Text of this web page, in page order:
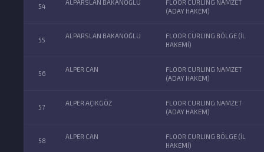
54
ALPARSLAN BAKANOĞLU
FLOOR CURLING NAMZET
(ADAY HAKEM)
55
ALPARSLAN BAKANOĞLU
FLOOR CURLING BÖLGE (İL
HAKEMİ)
56
ALPER CAN
FLOOR CURLING NAMZET
(ADAY HAKEM)
57
ALPER AÇIKGÖZ
FLOOR CURLING NAMZET
(ADAY HAKEM)
58
ALPER CAN
FLOOR CURLING BÖLGE (İL
HAKEMİ)